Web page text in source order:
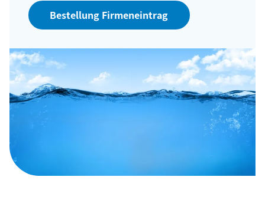
Bestellung Firmeneintrag